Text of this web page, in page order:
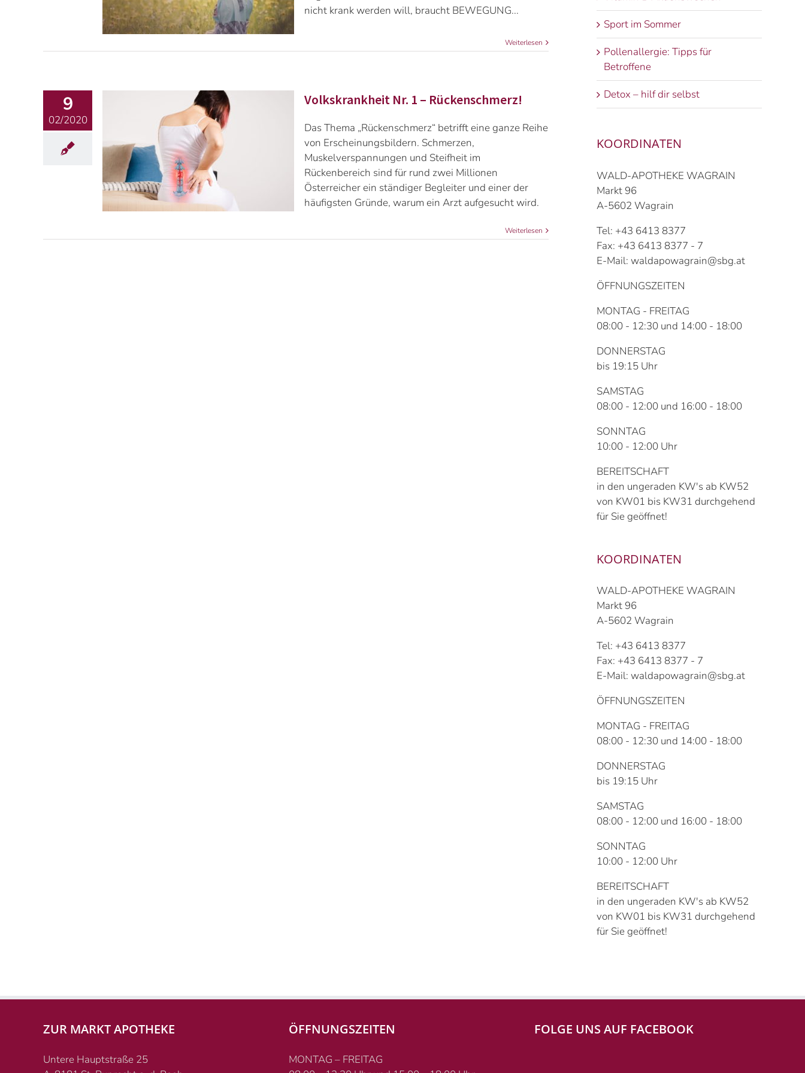
nicht krank werden will, braucht BEWEGUNG...
Weiterlesen
9
02/2020
Volkskrankheit Nr. 1 – Rückenschmerz!
Das Thema „Rückenschmerz“ betrifft eine ganze Reihe
von Erscheinungsbildern. Schmerzen,
Muskelverspannungen und Steifheit im
Rückenbereich sind für rund zwei Millionen
Österreicher ein ständiger Begleiter und einer der
häufigsten Gründe, warum ein Arzt aufgesucht wird.
Weiterlesen
Sport im Sommer
Pollenallergie: Tipps für
Betroffene
Detox – hilf dir selbst
KOORDINATEN
WALD-APOTHEKE WAGRAIN
Markt 96
A-5602 Wagrain
Tel: +43 6413 8377
Fax: +43 6413 8377 - 7
E-Mail: waldapowagrain@sbg.at
ÖFFNUNGSZEITEN
MONTAG - FREITAG
08:00 - 12:30 und 14:00 - 18:00
DONNERSTAG
bis 19:15 Uhr
SAMSTAG
08:00 - 12:00 und 16:00 - 18:00
SONNTAG
10:00 - 12:00 Uhr
BEREITSCHAFT
in den ungeraden KW's ab KW52
von KW01 bis KW31 durchgehend
für Sie geöffnet!
KOORDINATEN
WALD-APOTHEKE WAGRAIN
Markt 96
A-5602 Wagrain
Tel: +43 6413 8377
Fax: +43 6413 8377 - 7
E-Mail: waldapowagrain@sbg.at
ÖFFNUNGSZEITEN
MONTAG - FREITAG
08:00 - 12:30 und 14:00 - 18:00
DONNERSTAG
bis 19:15 Uhr
SAMSTAG
08:00 - 12:00 und 16:00 - 18:00
SONNTAG
10:00 - 12:00 Uhr
BEREITSCHAFT
in den ungeraden KW's ab KW52
von KW01 bis KW31 durchgehend
für Sie geöffnet!
ZUR MARKT APOTHEKE
Untere Hauptstraße 25
ÖFFNUNGSZEITEN
MONTAG – FREITAG
FOLGE UNS AUF FACEBOOK